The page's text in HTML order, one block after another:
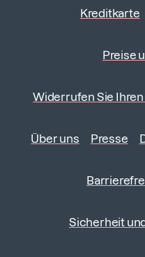
Kreditkarte
Preise
Widerrufen Sie
Über uns Presse
Sicherheit